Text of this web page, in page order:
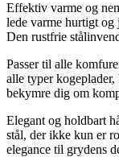
Effektiv varme og
lede varme hurtigt
Den rustfrie
Passer til alle
alle typer
bekymre dig om
Elegant og holdbart
stål, der ikke kun er
elegance til grydens